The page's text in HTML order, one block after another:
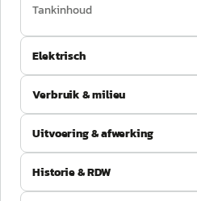
Tankinhoud
Elektrisch
Verbruik & milieu
Uitvoering & afwerking
Historie & RDW